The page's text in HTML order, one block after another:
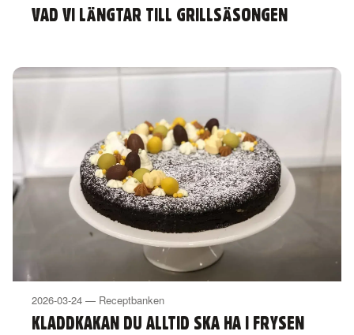
VAD VI LÄNGTAR TILL GRILLSÄSONGEN
2026-03-24 — Receptbanken
KLADDKAKAN DU ALLTID SKA HA I FRYSEN